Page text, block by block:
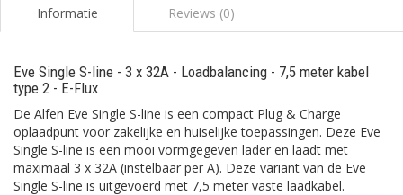
Informatie Reviews (0)
Eve Single S-line - 3 x 32A - Loadbalancing - 7,5 meter kabel
type 2 - E-Flux
De Alfen Eve Single S-line is een compact Plug & Charge
oplaadpunt voor zakelijke en huiselijke toepassingen. Deze Eve
Single S-line is een mooi vormgegeven lader en laadt met
maximaal 3 x 32A (instelbaar per A). Deze variant van de Eve
Single S-line is uitgevoerd met 7,5 meter vaste laadkabel.